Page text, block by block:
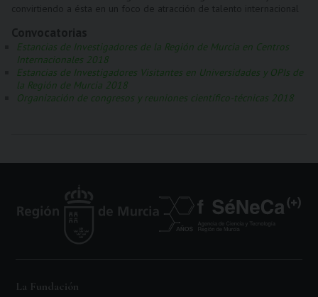
Estancias de Investigadores de la Región de Murcia en Centros
Internacionales 2018
Estancias de Investigadores Visitantes en Universidades y OPIs de
la Región de Murcia 2018
Organización de congresos y reuniones científico-técnicas 2018
La Fundación